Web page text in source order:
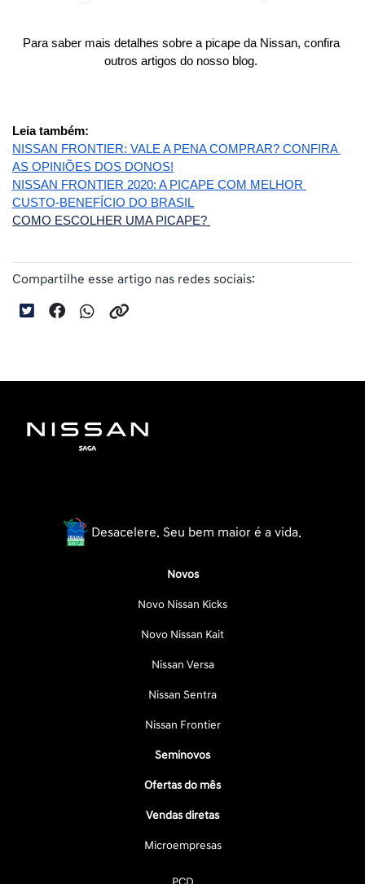
Para saber mais detalhes sobre a picape da Nissan, confira
outros artigos do nosso blog.
Leia também:
NISSAN FRONTIER: VALE A PENA COMPRAR? CONFIRA
AS OPINIÕES DOS DONOS!
NISSAN FRONTIER 2020: A PICAPE COM MELHOR
CUSTO-BENEFÍCIO DO BRASIL
COMO ESCOLHER UMA PICAPE?
Compartilhe esse artigo nas redes sociais:
Desacelere. Seu bem maior é a vida.
Novos
Novo Nissan Kicks
Novo Nissan Kait
Nissan Versa
Nissan Sentra
Nissan Frontier
Seminovos
Ofertas do mês
Vendas diretas
Microempresas